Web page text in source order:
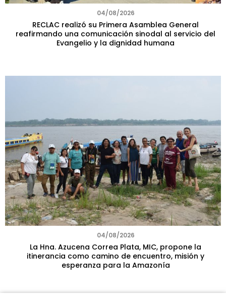
04/08/2026
RECLAC realizó su Primera Asamblea General
reafirmando una comunicación sinodal al servicio del
Evangelio y la dignidad humana
04/08/2026
La Hna. Azucena Correa Plata, MIC, propone la
itinerancia como camino de encuentro, misión y
esperanza para la Amazonía